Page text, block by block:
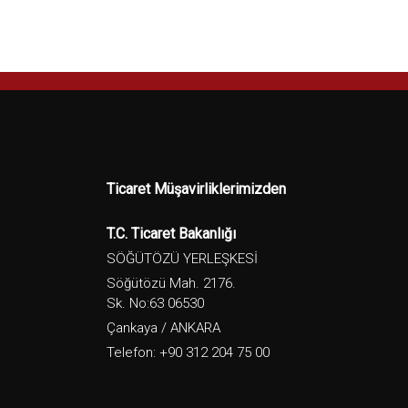
Ticaret Müşavirliklerimizden
T.C. Ticaret Bakanlığı
SÖĞÜTÖZÜ YERLEŞKESİ
Söğütözü Mah. 2176.
Sk. No:63 06530
Çankaya / ANKARA
Telefon: +90 312 204 75 00